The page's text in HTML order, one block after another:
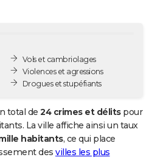
Vols et cambriolages
Violences et agressions
Drogues et stupéfiants
total de 24 crimes et délitspour
La ville affiche ainsi un taux
habitants, ce qui place
des villes les plus